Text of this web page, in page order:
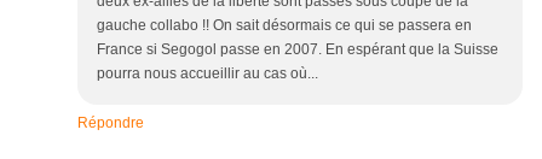
gauche collabo !! On sait désormais ce qui se passera en
France si Segogol passe en 2007. En espérant que la Suisse
pourra nous accueillir au cas où...
Répondre